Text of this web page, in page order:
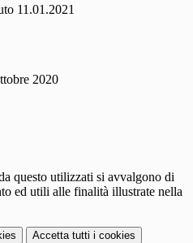
11.01.2021
2020
questo utilizzati si avvalgono di
ed utili alle finalità illustrate nella
Accetta tutti i cookies